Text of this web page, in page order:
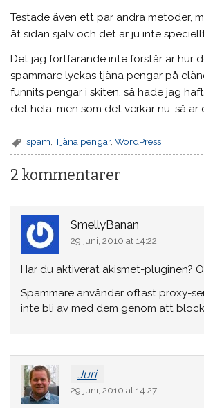
Testade även ett par andra metoder,
åt sidan själv och det är ju inte
Det jag fortfarande inte förstår är hur
spammare lyckas tjäna pengar på
funnits pengar i skiten, så hade jag
det hela, men som det verkar nu, så
spam ,Tjäna pengar,WordPress
2 kommentarer
SmellyBanan
29 juni, 2010 at 14:22
Har du aktiverat akismet-pluginen?
Spammare använder oftast proxy-
inte bli av med dem genom att
Juri
29 juni, 2010 at 14:27